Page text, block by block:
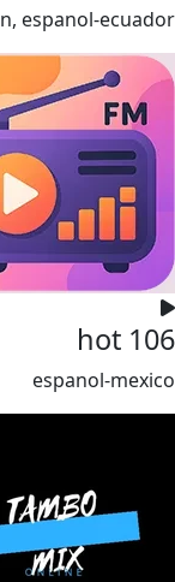
espanol-ecuador
hot 106
espanol-mexico